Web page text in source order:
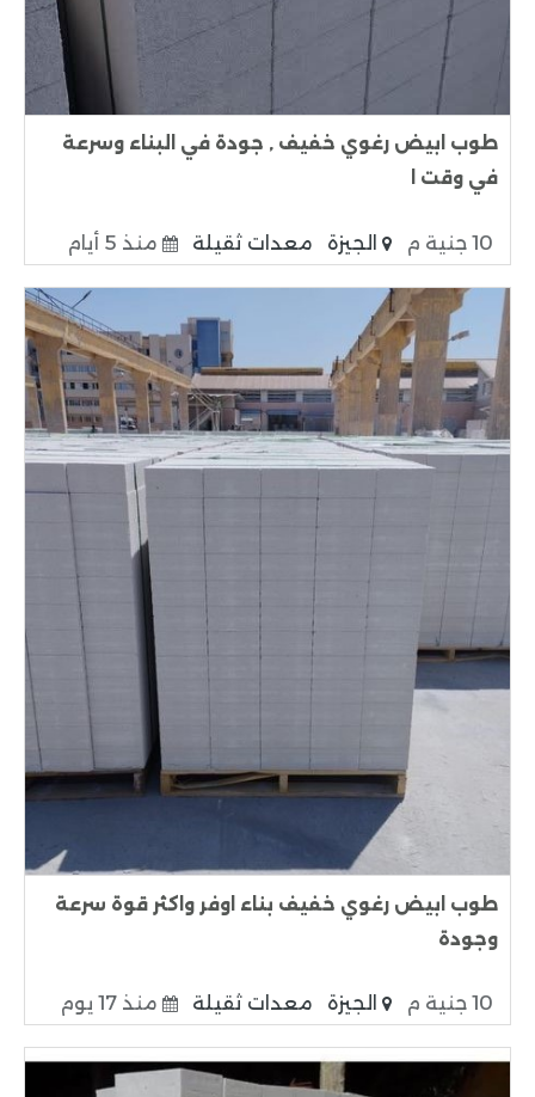
طوب ابيض رغوي خفيف , جودة في البناء وسرعة
في وقت ا
10 جنية م الجيزة معدات ثقيلة منذ 5 أيام
طوب ابيض رغوي خفيف بناء اوفر واكثر قوة سرعة
وجودة
10 جنية م الجيزة معدات ثقيلة منذ 17 يوم